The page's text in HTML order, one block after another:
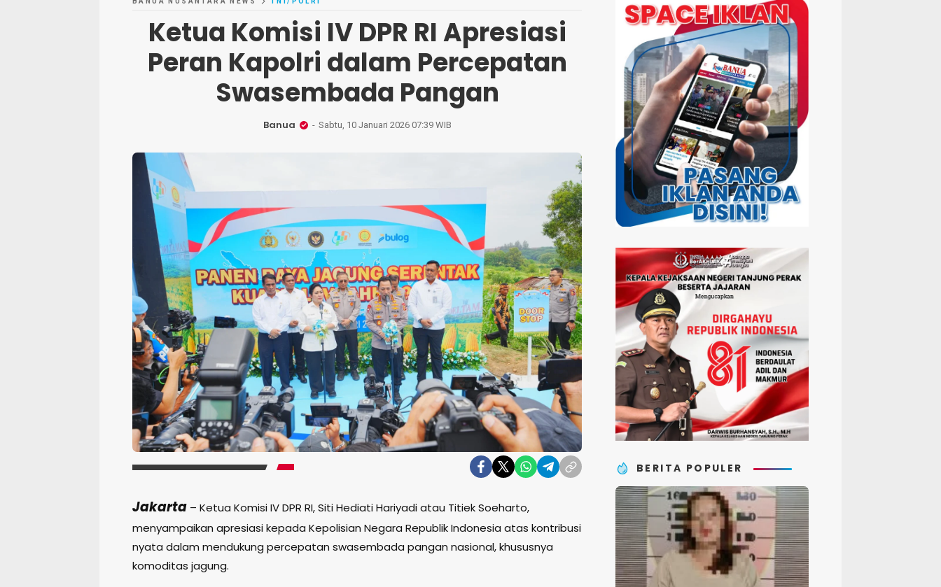
Ketua Komisi IV DPR RI Apresiasi
Peran Kapolri dalam Percepatan
Swasembada Pangan
Banua Sabtu, 10 Januari 2026 07:39 WIB
Jakarta – Ketua Komisi IV DPR RI, Siti Hediati Hariyadi atau Titiek Soeharto,
menyampaikan apresiasi kepada Kepolisian Negara Republik Indonesia atas kontribusi
nyata dalam mendukung percepatan swasembada pangan nasional, khususnya
komoditas jagung.
BERITA POPULER